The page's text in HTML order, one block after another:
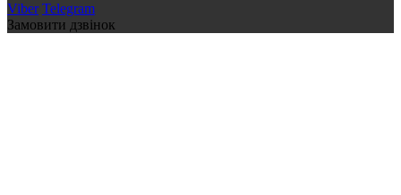
Viber Telegram
Замовити дзвінок